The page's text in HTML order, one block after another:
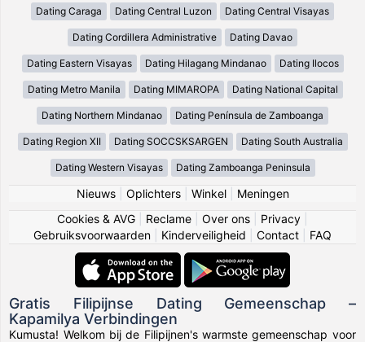
Dating Caraga Dating Central Luzon Dating Central Visayas
Dating Cordillera Administrative Dating Davao
Dating Eastern Visayas Dating Hilagang Mindanao Dating Ilocos
Dating Metro Manila Dating MIMAROPA Dating National Capital
Dating Northern Mindanao Dating Península de Zamboanga
Dating Region XII Dating SOCCSKSARGEN Dating South Australia
Dating Western Visayas Dating Zamboanga Peninsula
Nieuws| Oplichters| Winkel| Meningen
Cookies & AVG
Reclame Over ons Privacy
Gebruiksvoorwaarden
Kinderveiligheid Contact FAQ
Gratis Filipijnse Dating Gemeenschap –
Kapamilya Verbindingen
Kumusta! Welkom bij de Filipijnen's warmste gemeenschap voor